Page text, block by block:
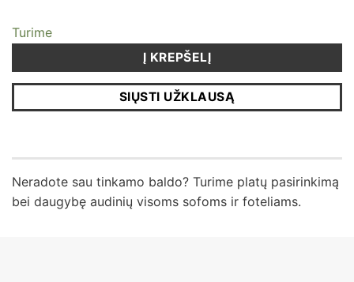
Turime
Į KREPŠELĮ
SIŲSTI UŽKLAUSĄ
Neradote sau tinkamo baldo? Turime platų pasirinkimą
bei daugybę audinių visoms sofoms ir foteliams.